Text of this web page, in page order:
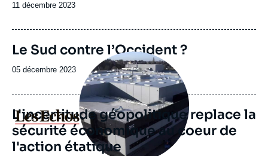
Date
publication
11 décembre 2023
Image
de
couverture
de
publication
Le Sud contre l’Occident ?
Date
publication
05 décembre 2023
Logo
Image
principale
médiatique
L'incertitude géopolitique replace la
sécurité économique au coeur de
l'action étatique